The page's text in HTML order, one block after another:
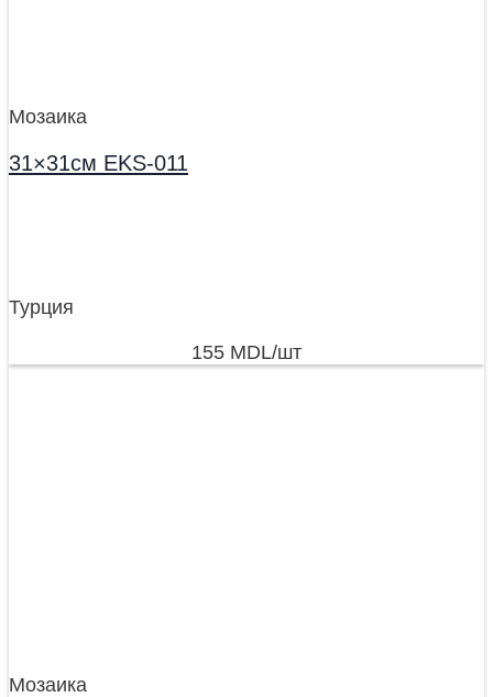
Мозаика
31×31см EKS-011
Турция
155 MDL/шт
Мозаика